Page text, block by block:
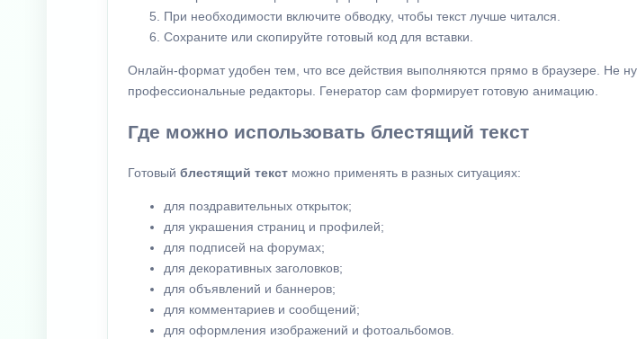
При необходимости включите обводку, чтобы текст лучше читался.
Сохраните или скопируйте готовый код для вставки.
Онлайн-формат удобен тем, что все действия выполняются прямо в браузере. Не
профессиональные редакторы. Генератор сам формирует готовую анимацию.
Где можно использовать блестящий текст
Готовый блестящий текст можно применять в разных ситуациях:
для поздравительных открыток;
для украшения страниц и профилей;
для подписей на форумах;
для декоративных заголовков;
для объявлений и баннеров;
для комментариев и сообщений;
для оформления изображений и фотоальбомов.